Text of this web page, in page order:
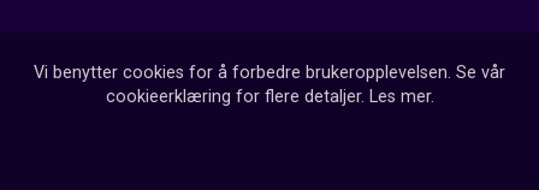
Vi benytter cookies for å forbedre brukeropplevelsen. Se vår
cookieerklæring for flere detaljer. Les mer.